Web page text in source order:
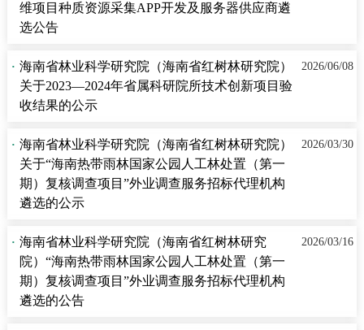
维项目种质资源采集APP开发及服务器供应商遴
选公告
· 海南省林业科学研究院（海南省红树林研究院）
关于2023—2024年省属科研院所技术创新项目验
收结果的公示
2026/06/08
· 海南省林业科学研究院（海南省红树林研究院）
关于“海南热带雨林国家公园人工林处置（第一
期）复核调查项目”外业调查服务招标代理机构
遴选的公示
2026/03/30
· 海南省林业科学研究院（海南省红树林研究
院）“海南热带雨林国家公园人工林处置（第一
期）复核调查项目”外业调查服务招标代理机构
遴选的公告
2026/03/16